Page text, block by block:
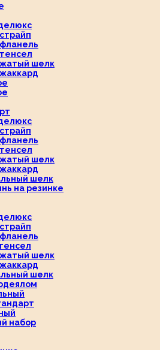
шелк
шелк
шелк
на резинке
шелк
шелк
набор